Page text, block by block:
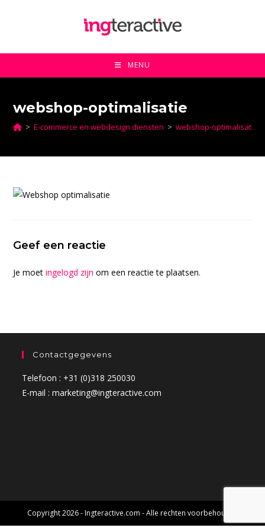
MENU
webshop-optimalisatie
> E-commerce en webdesign diensten > webshop-optimalisatie
Geef een reactie
Je moetingelogd zijn om een reactie te plaatsen.
Contactgegevens
Telefoon : +31 (0)318 250030
E-mail : marketing@ingteractive.com
Copyright 2026 - Ingteractive.com - Alle rechten voorbehouden